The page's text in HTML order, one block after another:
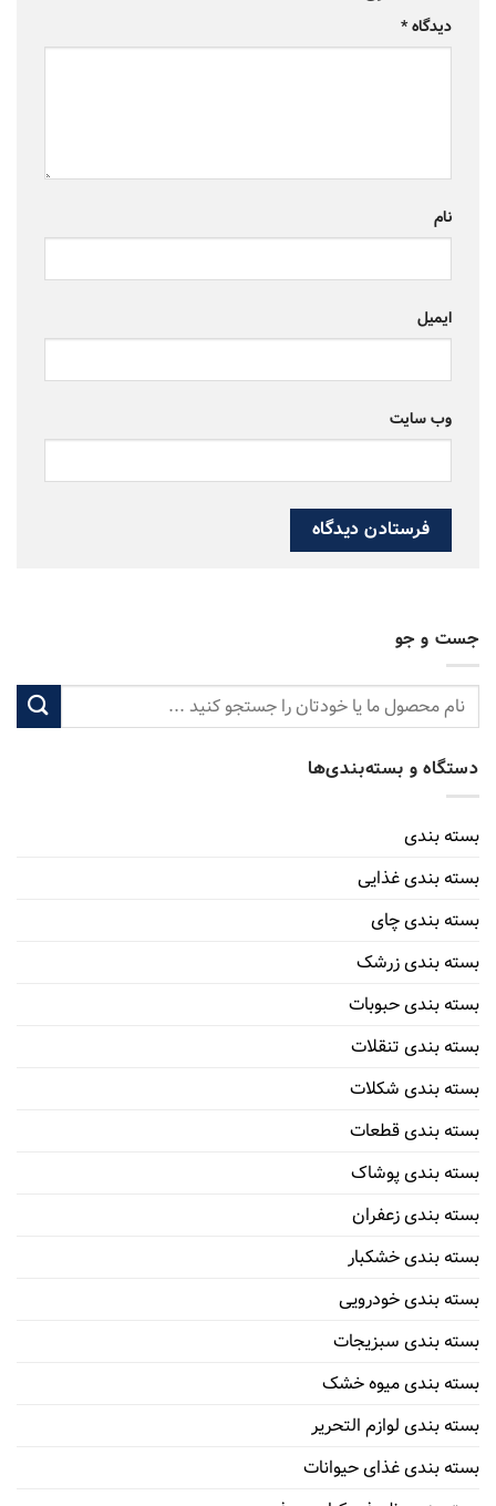
دیدگاه*
نام
ایمیل
وب‌ سایت
جست و جو
دستگاه و بسته‌بندی‌ها
بسته بندی
بسته بندی غذایی
بسته بندی چای
بسته بندی زرشک
بسته بندی حبوبات
بسته بندی تنقلات
بسته بندی شکلات
بسته بندی قطعات
بسته بندی پوشاک
بسته بندی زعفران
بسته بندی خشکبار
بسته بندی خودرویی
بسته بندی سبزیجات
بسته بندی میوه خشک
بسته بندی لوازم التحریر
بسته بندی غذای حیوانات